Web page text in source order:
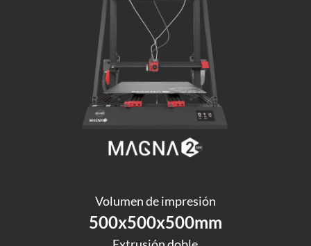
Volumen de impresión
500x500x500mm